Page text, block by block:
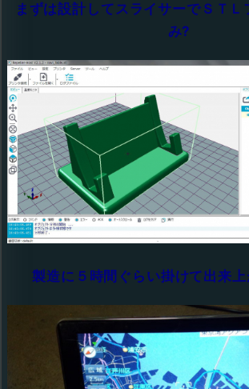
まずは設計してスライサーでＳＴＬ
み?
製造に５時間ぐらい掛けて出来